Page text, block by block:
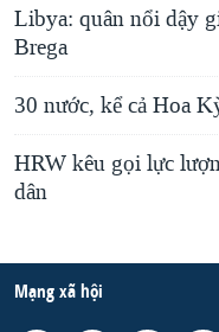
Libya: quân nổi dậy
Brega
30 nước, kể cả Hoa
HRW kêu gọi lực
dân
Mạng xã hội